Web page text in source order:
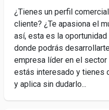
¿Tienes un perfil
cliente? ¿Te apasiona el
así, esta es la
donde podrás
empresa líder en el
estás interesado y tienes
y aplica sin dudarlo...